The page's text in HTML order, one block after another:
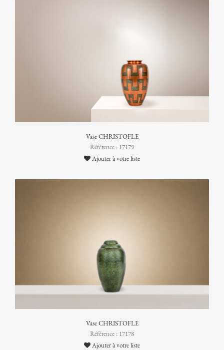
Vase CHRISTOFLE
Référence : 17179
Ajouter à votre liste
Vase CHRISTOFLE
Référence : 17178
Ajouter à votre liste